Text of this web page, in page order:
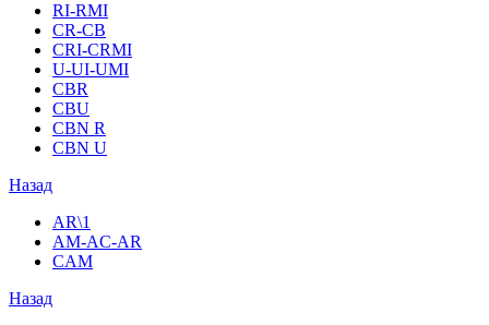
RI-RMI
CR-CB
СRI-СRMI
U-UI-UMI
CBR
CBU
CBN R
CBN U
Назад
AR\1
AM-AC-AR
CAM
Назад